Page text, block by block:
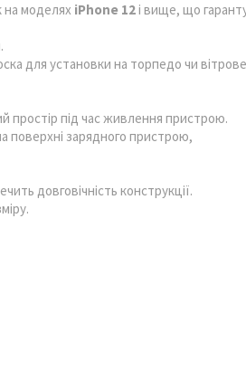
на моделях iPhone 12і вище, що
для установки на торпедо чи вітрове
простір під час живлення пристрою.
поверхні зарядного пристрою,
довговічність конструкції.